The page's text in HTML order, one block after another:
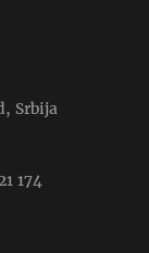
Srbija
174